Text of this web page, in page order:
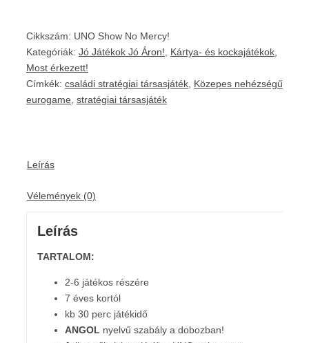
Cikkszám: UNO Show No Mercy!
Kategóriák: Jó Játékok Jó Áron! Kártya- és kockajátékok
Most érkezett!
Címkék: családi stratégiai társasjáték Közepes nehézségű
eurogame stratégiai társasjáték
Leírás
Vélemények (0)
Leírás
TARTALOM:
2-6 játékos részére
7 éves kortól
kb 30 perc játékidő
ANGOL nyelvű szabály a dobozban!